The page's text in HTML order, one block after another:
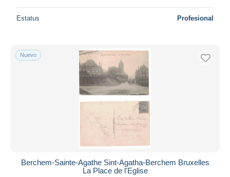
Residencia del vendedor
Aplicar
Estatus Profesional
Nuevo
Berchem-Sainte-Agathe Sint-Agatha-Berchem Bruxelles
La Place de l'Eglise